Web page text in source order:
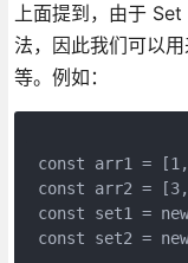
上面提到，由于
法，因此我们可以
等。例如：
const arr1 =
const arr2 =
const set1 =
const set2 =